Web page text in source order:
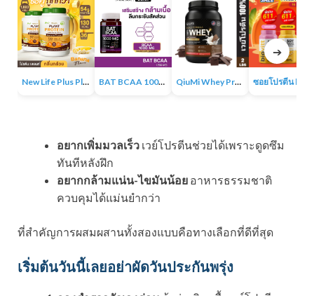
New Life Plus Plant Protein Banana Flavor ผลิตภัณฑ์เสริมอาหาร โปรตีนพืช รสกล้วย โปรตีนสูงมาก BAT BCAA 1000 MG แบท บีซีเอเอ ตัวช่วยลีนกระชับกล้ามเนื้อ QiuMi Whey Protein Isolate เวย์โปรตีน อาหารเสริม BCAA ฟื้นฟูร่างกายอย่างรวดเร็วหลังออกกำลังกาย
➔
อยากเพิ่มมวลเร็ว เวย์โปรตีนช่วยได้เพราะดูดซึม
ทันทีหลังฝึก
อยากกล้ามแน่น-ไขมันน้อย อาหารธรรมชาติ
ควบคุมได้แม่นยำกว่า
ที่สำคัญการผสมผสานทั้งสองแบบคือทางเลือกที่ดีที่สุด
เริ่มต้นวันนี้เลยอย่าผัดวันประกันพรุ่ง